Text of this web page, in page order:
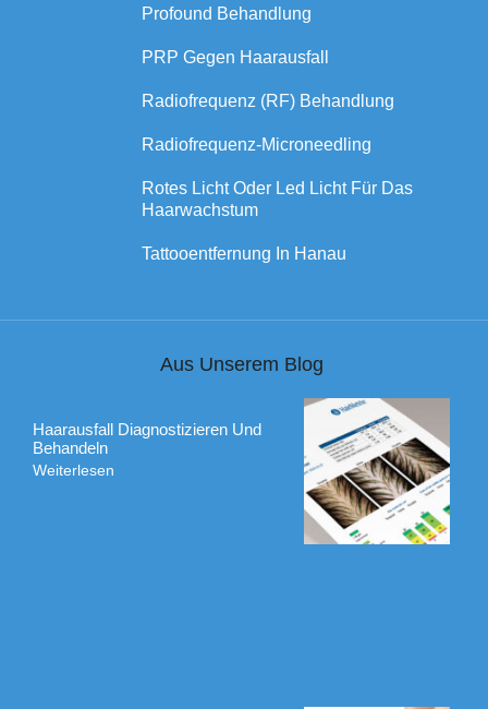
Profound Behandlung
PRP Gegen Haarausfall
Radiofrequenz (RF) Behandlung
Radiofrequenz-Microneedling
Rotes Licht Oder Led Licht Für Das
Haarwachstum
Tattooentfernung In Hanau
Aus Unserem Blog
Haarausfall Diagnostizieren Und
Behandeln
Weiterlesen